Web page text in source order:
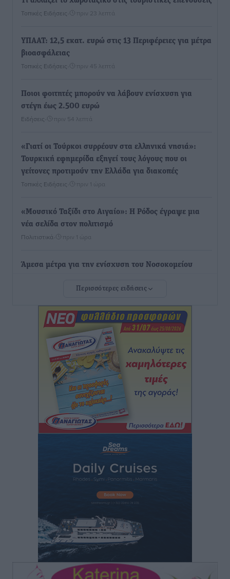
Τοπικές Ειδήσεις πριν 23 λεπτά
ΥΠΑΑΤ: 12,5 εκατ. ευρώ στις 13 Περιφέρειες για μέτρα
βιοασφάλειας
Τοπικές Ειδήσεις πριν 45 λεπτά
Ποιοι φοιτητές μπορούν να λάβουν ενίσχυση για
στέγη έως 2.500 ευρώ
Ειδήσεις πριν 54 λεπτά
«Γιατί οι Τούρκοι συρρέουν στα ελληνικά νησιά»:
Τουρκική εφημερίδα εξηγεί τους λόγους που οι
γείτονες προτιμούν την Ελλάδα για διακοπές
Τοπικές Ειδήσεις πριν 1 ώρα
«Μουσικό Ταξίδι στο Αιγαίο»: Η Ρόδος έγραψε μια
νέα σελίδα στον πολιτισμό
Πολιτιστικά πριν 1 ώρα
Άμεσα μέτρα για την ενίσχυση του Νοσοκομείου
ανακοίνωσε ο Άδωνις Γεωργιάδης
Iατρικός Σύλλογος Ροδου προς Α. Γεωργιάδη:
Στρατηγικές Προτάσεις για την Ενίσχυση της
Δημόσιας Υγείας στη Νησιωτική Ελλάδα και στα
Νοσοκομεία της Γ΄ Ζώνης
Τοπικές Ειδήσεις πριν 2 ώρες
Πάνθηρες: Ξεκίνησαν αισιόδοξοι για την παρθενική
“πτήση” τους
Αθλητικά• πριν 2 ώρες
Αθλητικά• πριν 2 ώρες
Κλεάνθης: Έτοιμες οι κάρτες διαρκείας της νέας
σεζόν
Περισσότερες ειδήσεις